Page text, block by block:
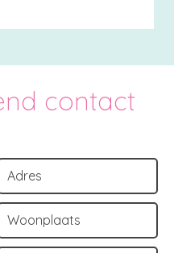
contact